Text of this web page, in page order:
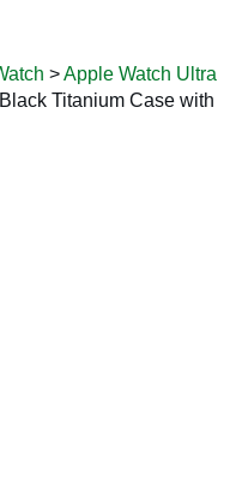
>Apple Watch Ultra
Titanium Case with